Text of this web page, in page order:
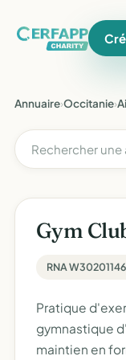
Annuaire›Occitanie›
Gym
RNA
Pratique
gymnastique
maintien en